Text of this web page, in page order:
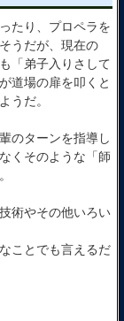
たり、プロペラを
うだが、現在の
「弟子入りさして
道場の扉を叩くと
うだ。
のターンを指導し
くそのような「師
術やその他いろい
ことでも言えるだ